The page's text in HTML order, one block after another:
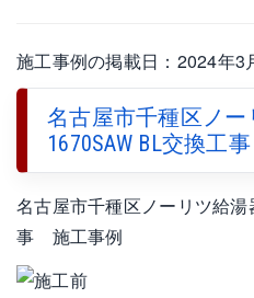
施工事例の掲載日：2024年
名古屋市千種区ノー
1670SAW BL交換工事
名古屋市千種区ノーリツ給
事 施工事例